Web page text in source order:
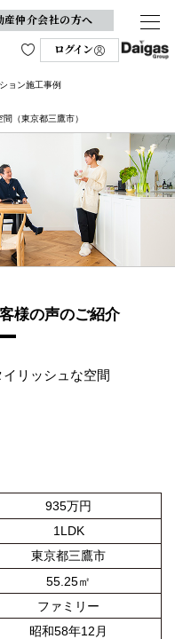
産仲介会社の方へ
ログイン
ョン施工事例
（東京都三鷹市）
様の声のご紹介
リッシュな空間
935万円
1LDK
東京都三鷹市
55.25㎡
ファミリー
昭和58年12月